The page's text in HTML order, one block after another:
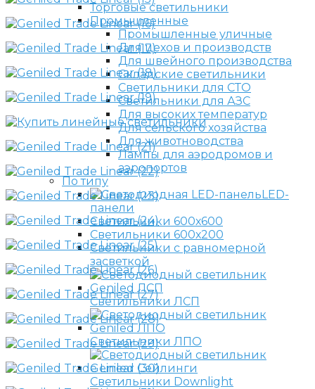
Торговые светильники
Промышленные
Промышленные уличные
Для цехов и производств
Для швейного производства
Складские светильники
Светильники для СТО
Светильники для АЗС
Для высоких температур
Для сельского хозяйства
Для животноводства
Лампы для аэродромов и
аэропортов
По типу
LED-
панели
Светильники 600х600
Светильники 600х200
Светильники с равномерной
засветкой
Светильники ЛСП
Светильники ЛПО
Светильники Downlight